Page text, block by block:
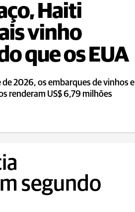
Haiti
vinho
que os EUA
2026, os embarques de vinhos e
renderam US$ 6,79 milhões
segundo